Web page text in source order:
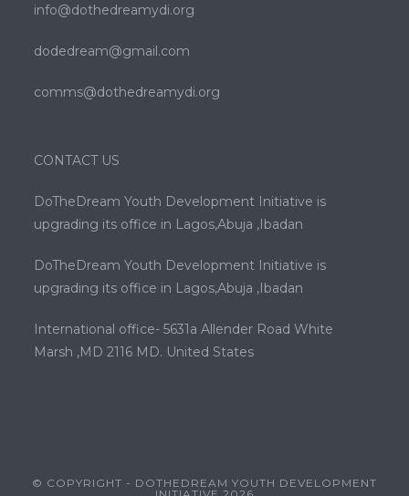
info@dothedreamydi.org
dodedream@gmail.com
comms@dothedreamydi.org
CONTACT US
DoTheDream Youth Development Initiative is
upgrading its office in Lagos,Abuja ,Ibadan
DoTheDream Youth Development Initiative is
upgrading its office in Lagos,Abuja ,Ibadan
International office- 5631a Allender Road White
Marsh ,MD 2116 MD. United States
© COPYRIGHT - DOTHEDREAM YOUTH DEVELOPMENT